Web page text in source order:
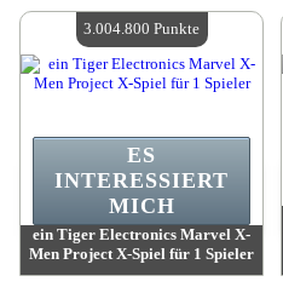
Verfügbare Menge:4
ein Tiger Electronics Marvel X-
Men Project X-Spiel für 1 Spieler
ES
INTERESSIERT
MICH
3.004.800 Punkte